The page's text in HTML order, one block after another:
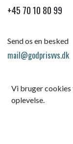
+45 70 10 80 99
Send os en besked
mail@godprisvvs.dk
Vi bruger
oplevelse.